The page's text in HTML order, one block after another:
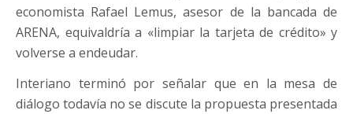
economista Rafael Lemus, asesor de la bancada de
ARENA, equivaldría a «limpiar la tarjeta de crédito» y
volverse a endeudar.
Interiano terminó por señalar que en la mesa de
diálogo todavía no se discute la propuesta presentada